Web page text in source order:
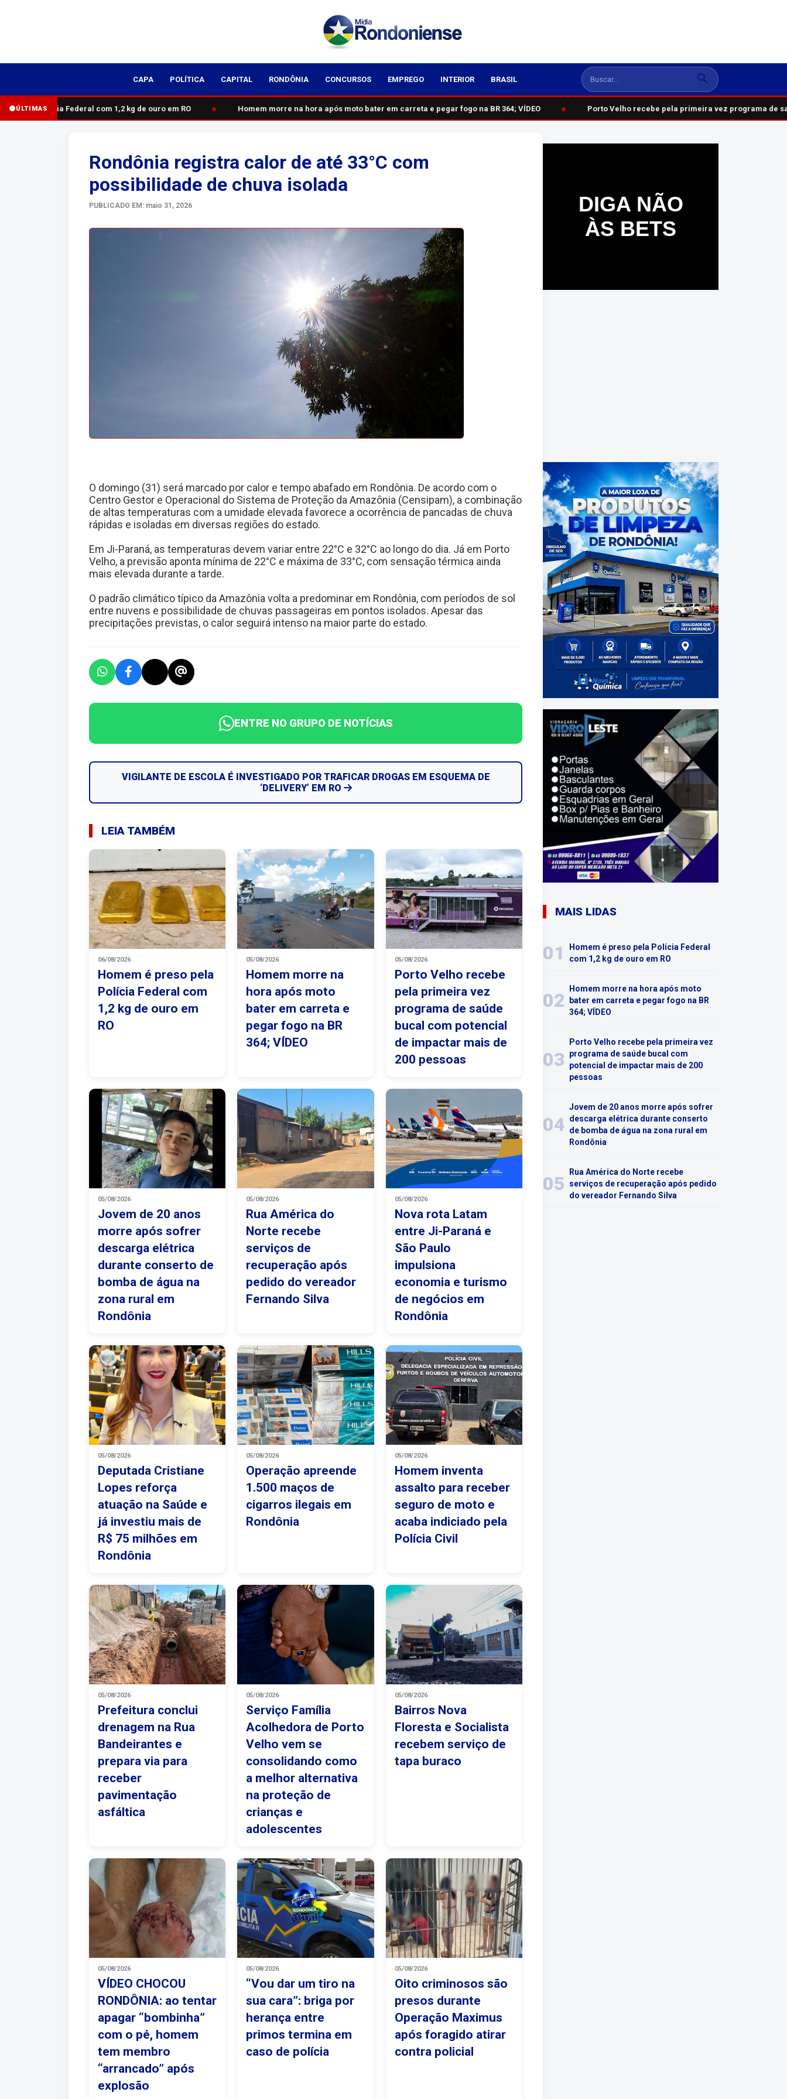
CAPA POLÍTICA CAPITAL RONDÔNIA CONCURSOS EMPREGO INTERIOR BRASIL
ÚLTIMAS
pela Polícia Federal com 1,2 kg de ouro em RO Homem morre na hora após moto bater em carreta e pegar fogo na BR 364; VÍDEO Porto Velho recebe pela primeira vez programa de
Rondônia registra calor de até 33°C com
possibilidade de chuva isolada
PUBLICADO EM: maio 31, 2026
O domingo (31) será marcado por calor e tempo abafado em Rondônia. De acordo com o
Centro Gestor e Operacional do Sistema de Proteção da Amazônia (Censipam), a combinação
de altas temperaturas com a umidade elevada favorece a ocorrência de pancadas de chuva
rápidas e isoladas em diversas regiões do estado.
Em Ji-Paraná, as temperaturas devem variar entre 22°C e 32°C ao longo do dia. Já em Porto
Velho, a previsão aponta mínima de 22°C e máxima de 33°C, com sensação térmica ainda
mais elevada durante a tarde.
O padrão climático típico da Amazônia volta a predominar em Rondônia, com períodos de sol
entre nuvens e possibilidade de chuvas passageiras em pontos isolados. Apesar das
precipitações previstas, o calor seguirá intenso na maior parte do estado.
ENTRE NO GRUPO DE NOTÍCIAS
VIGILANTE DE ESCOLA É INVESTIGADO POR TRAFICAR DROGAS EM ESQUEMA DE
‘DELIVERY’ EM RO
LEIA TAMBÉM
06/08/2026
Homem é preso pela
Polícia Federal com
1,2 kg de ouro em
RO
05/08/2026
Homem morre na
hora após moto
bater em carreta e
pegar fogo na BR
364; VÍDEO
05/08/2026
Porto Velho recebe
pela primeira vez
programa de saúde
bucal com potencial
de impactar mais de
200 pessoas
05/08/2026
Jovem de 20 anos
morre após sofrer
descarga elétrica
durante conserto de
bomba de água na
zona rural em
Rondônia
05/08/2026
Rua América do
Norte recebe
serviços de
recuperação após
pedido do vereador
Fernando Silva
05/08/2026
Nova rota Latam
entre Ji-Paraná e
São Paulo
impulsiona
economia e turismo
de negócios em
Rondônia
05/08/2026
Deputada Cristiane
Lopes reforça
atuação na Saúde e
já investiu mais de
R$ 75 milhões em
Rondônia
05/08/2026
Operação apreende
1.500 maços de
cigarros ilegais em
Rondônia
05/08/2026
Homem inventa
assalto para receber
seguro de moto e
acaba indiciado pela
Polícia Civil
05/08/2026
Prefeitura conclui
drenagem na Rua
Bandeirantes e
prepara via para
receber
pavimentação
asfáltica
05/08/2026
Serviço Família
Acolhedora de Porto
Velho vem se
consolidando como
a melhor alternativa
na proteção de
crianças e
adolescentes
05/08/2026
Bairros Nova
Floresta e Socialista
recebem serviço de
tapa buraco
05/08/2026
VÍDEO CHOCOU
RONDÔNIA: ao tentar
apagar “bombinha”
com o pé, homem
tem membro
“arrancado” após
explosão
05/08/2026
“Vou dar um tiro na
sua cara”: briga por
herança entre
primos termina em
caso de polícia
05/08/2026
Oito criminosos são
presos durante
Operação Maximus
após foragido atirar
contra policial
DIGA NÃO
ÀS BETS
MAIS LIDAS
01
Homem é preso pela Polícia Federal
com 1,2 kg de ouro em RO
02
Homem morre na hora após moto
bater em carreta e pegar fogo na BR
364; VÍDEO
03
Porto Velho recebe pela primeira vez
programa de saúde bucal com
potencial de impactar mais de 200
pessoas
04
Jovem de 20 anos morre após sofrer
descarga elétrica durante conserto
de bomba de água na zona rural em
Rondônia
05
Rua América do Norte recebe
serviços de recuperação após pedido
do vereador Fernando Silva